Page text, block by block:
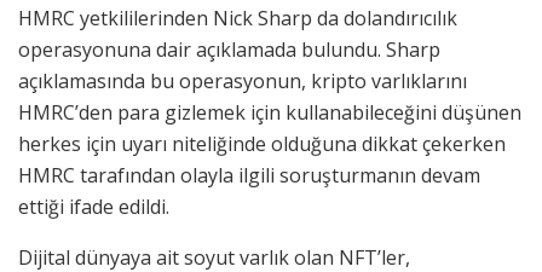
HMRC yetkililerinden Nick Sharp da dolandırıcılık
operasyonuna dair açıklamada bulundu. Sharp
açıklamasında bu operasyonun, kripto varlıklarını
HMRC’den para gizlemek için kullanabileceğini düşünen
herkes için uyarı niteliğinde olduğuna dikkat çekerken
HMRC tarafından olayla ilgili soruşturmanın devam
ettiği ifade edildi.
Dijital dünyaya ait soyut varlık olan NFT’ler,